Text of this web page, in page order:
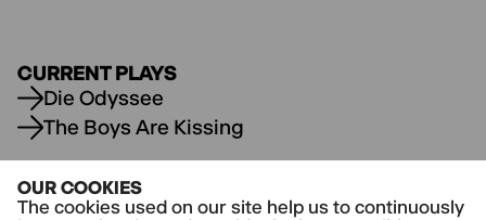
OUR COOKIES
The cookies used on our site help us to continuously
CURRENT PLAYS
Die Odyssee
The Boys Are Kissing